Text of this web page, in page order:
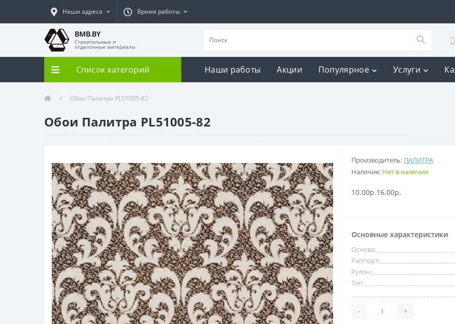
Наши адреса Время работы
BMB.BY
Строительные и
отделочные материалы
Список категорий Наши работы Акции Популярное Услуги
Обои Палитра PL51005-82
Обои Палитра PL51005-82
Производитель: ПАЛИТРА
Наличие: Нет в наличии
10.00р.16.00р.
Основные характеристики
Основа:
Раппорт:
Рулон:
Тип:
- +